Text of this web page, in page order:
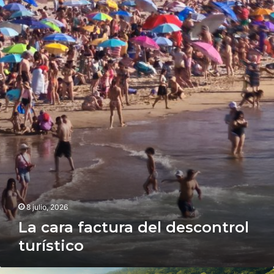
cara
factura
del
descontrol
turístico
8 julio, 2026
La cara factura del descontrol
turístico